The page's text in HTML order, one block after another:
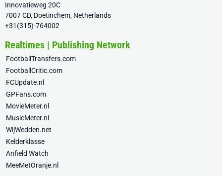
Innovatieweg 20C
7007 CD, Doetinchem, Netherlands
+31(315)-764002
Realtimes | Publishing Network
FootballTransfers.com
FootballCritic.com
FCUpdate.nl
GPFans.com
MovieMeter.nl
MusicMeter.nl
WijWedden.net
Kelderklasse
Anfield Watch
MeeMetOranje.nl